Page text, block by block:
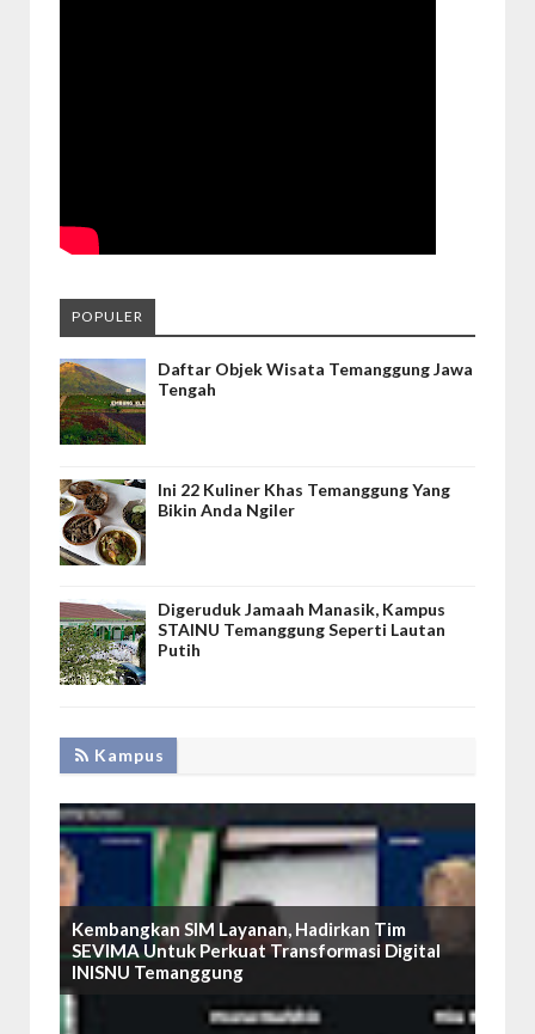
POPULER
Daftar Objek Wisata Temanggung Jawa
Tengah
Ini 22 Kuliner Khas Temanggung Yang
Bikin Anda Ngiler
Digeruduk Jamaah Manasik, Kampus
STAINU Temanggung Seperti Lautan
Putih
Kampus
Kembangkan SIM Layanan, Hadirkan Tim
SEVIMA Untuk Perkuat Transformasi Digital
INISNU Temanggung